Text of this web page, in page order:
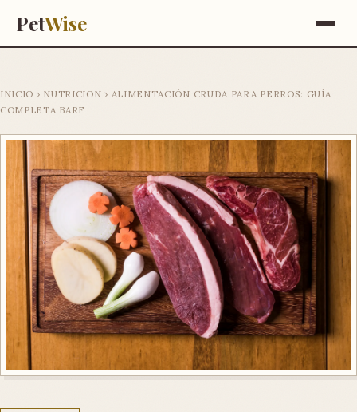
PetWise
INICIO › NUTRICION › ALIMENTACIÓN CRUDA PARA PERROS: GUÍA
COMPLETA BARF